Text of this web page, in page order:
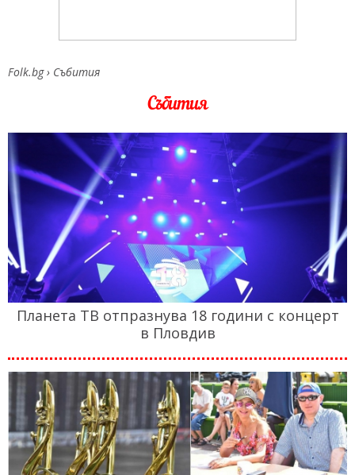
Folk.bg › Събития
Събития
Планета ТВ отпразнува 18 години с концерт
в Пловдив